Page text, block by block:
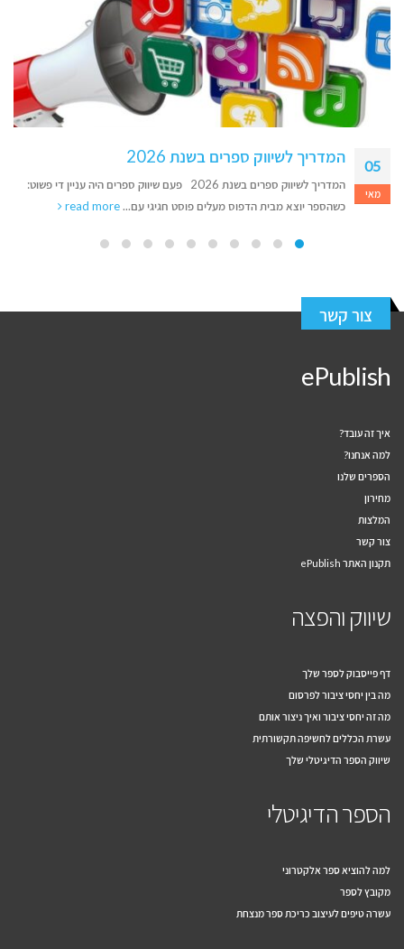
05
מאי
המדריך לשיווק ספרים בשנת 2026
המדריך לשיווק ספרים בשנת 2026 פעם שיווק ספרים היה עניין די פשוט:
כשהספר יוצא מבית הדפוס מעלים פוסט חגיגי עם...read more
צור קשר
ePublish
איך זה עובד?
למה אנחנו?
הספרים שלנו
מחירון
המלצות
צור קשר
תקנון האתר ePublish
שיווק והפצה
דף פייסבוק לספר שלך
מה בין יחסי ציבור לפרסום
מה זה יחסי ציבור ואיך ניצור אותם
עשרת הכללים לחשיפה תקשורתית
שיווק הספר הדיגיטלי שלך
הספר הדיגיטלי
למה להוציא ספר אלקטרוני
מקובץ לספר
עשרה טיפים לעיצוב כריכת ספר מנצחת